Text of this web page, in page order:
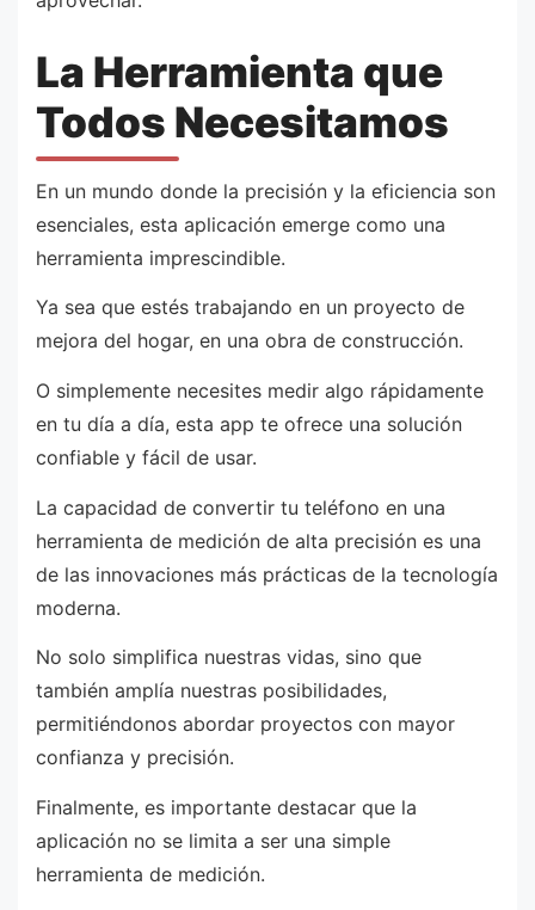
La Herramienta que
Todos Necesitamos
En un mundo donde la precisión y la eficiencia son
esenciales, esta aplicación emerge como una
herramienta imprescindible.
Ya sea que estés trabajando en un proyecto de
mejora del hogar, en una obra de construcción.
O simplemente necesites medir algo rápidamente
en tu día a día, esta app te ofrece una solución
confiable y fácil de usar.
La capacidad de convertir tu teléfono en una
herramienta de medición de alta precisión es una
de las innovaciones más prácticas de la tecnología
moderna.
No solo simplifica nuestras vidas, sino que
también amplía nuestras posibilidades,
permitiéndonos abordar proyectos con mayor
confianza y precisión.
Finalmente, es importante destacar que la
aplicación no se limita a ser una simple
herramienta de medición.